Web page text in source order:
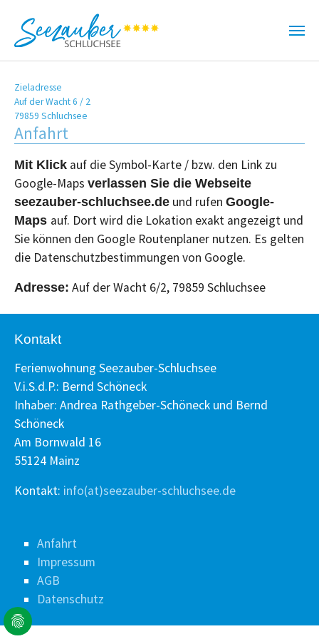
Zieladresse
Auf der Wacht 6 / 2
79859 Schluchsee
Anfahrt
Mit Klick auf die Symbol-Karte / bzw. den Link zu
Google-Maps verlassen Sie die Webseite
seezauber-schluchsee.de und rufen Google-
Maps auf. Dort wird die Lokation exakt angezeigt und
Sie können den Google Routenplaner nutzen. Es gelten
die Datenschutzbestimmungen von Google.
Adresse: Auf der Wacht 6/2, 79859 Schluchsee
Kontakt
Ferienwohnung Seezauber-Schluchsee
V.i.S.d.P.: Bernd Schöneck
Inhaber: Andrea Rathgeber-Schöneck und Bernd
Schöneck
Am Bornwald 16
55124 Mainz
Kontakt: info(at)seezauber-schluchsee.de
Anfahrt
Impressum
AGB
Datenschutz